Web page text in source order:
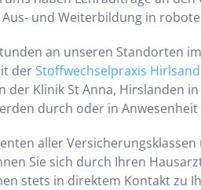
und Weiterbildung in
an unseren Standorten
derStoffwechselpraxis
der Klinik St Anna, Hirslanden
durch oder in
aller
Sie sich durch Ihren
stets in direktem Kontakt zu